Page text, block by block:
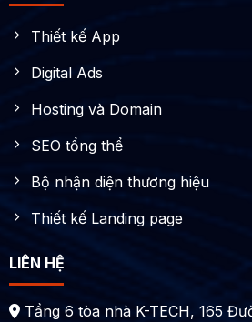
Thiết kế App
Digital Ads
Hosting và Domain
SEO tổng thể
Bộ nhận diện thương hiệu
Thiết kế Landing page
LIÊN HỆ
Tầng 6 tòa nhà K-TECH, 165